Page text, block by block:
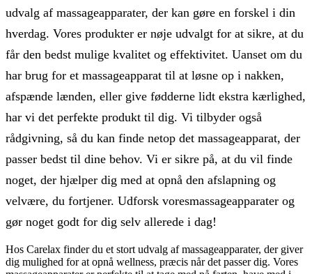
udvalg af massageapparater, der kan gøre en forskel i din
hverdag. Vores produkter er nøje udvalgt for at sikre, at du
får den bedst mulige kvalitet og effektivitet. Uanset om du
har brug for et massageapparat til at løsne op i nakken,
afspænde lænden, eller give fødderne lidt ekstra kærlighed,
har vi det perfekte produkt til dig. Vi tilbyder også
rådgivning, så du kan finde netop det massageapparat, der
passer bedst til dine behov. Vi er sikre på, at du vil finde
noget, der hjælper dig med at opnå den afslapning og
velvære, du fortjener. Udforsk voresmassageapparater og
gør noget godt for dig selv allerede i dag!
Hos Carelax finder du et stort udvalg af massageapparater, der giver
dig mulighed for at opnå wellness, præcis når det passer dig. Vores